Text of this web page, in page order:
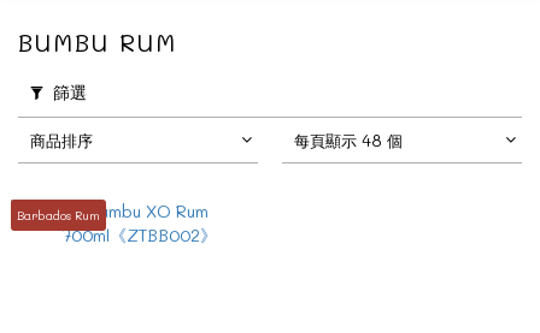
🚚全單滿$1200或6支可享免費送貨 (香港)｜🆕全新澳門送貨服務
BUMBU RUM
篩選
商品排序 每頁顯示 48 個
Barbados Rum